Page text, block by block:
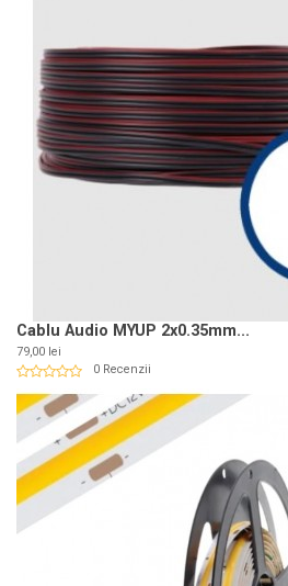
Cablu Audio MYUP 2x0.35mm...
Pret
79,00 lei
0 Recenzii